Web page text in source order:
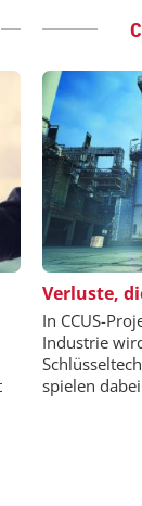
Verluste,
In CCUS-
Industrie
spielen